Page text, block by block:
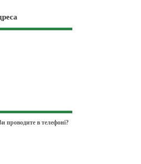
проводите в телефоні?